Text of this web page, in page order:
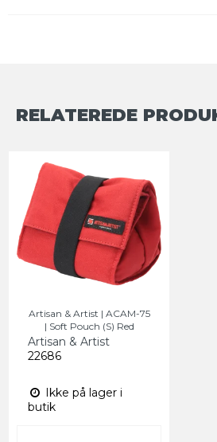
RELATEREDE
Artisan & Artist | ACAM-75
| Soft Pouch (S) Red
Artisan & Artist
22686
Ikke på lager i
butik